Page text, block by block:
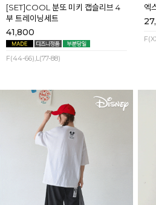
[SET]COOL 분또 미키 캡슬리브 4
부 트레이닝세트
41,800
F(44-66),L(77-88)
엑